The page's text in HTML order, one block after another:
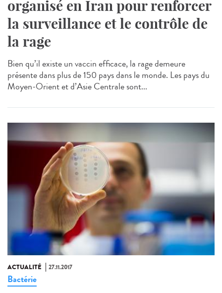
organisé en Iran pour renforcer
la surveillance et le contrôle de
la rage
Bien qu’il existe un vaccin efficace, la rage demeure
présente dans plus de 150 pays dans le monde. Les pays du
Moyen-Orient et d’Asie Centrale sont...
ACTUALITÉ 27.11.2017
Bactérie